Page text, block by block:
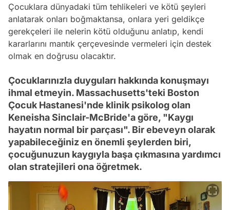
Çocuklara dünyadaki tüm tehlikeleri ve kötü şeyleri
anlatarak onları boğmaktansa, onlara yeri geldikçe
gerekçeleri ile nelerin kötü olduğunu anlatıp, kendi
kararlarını mantık çerçevesinde vermeleri için destek
olmak en doğrusu olacaktır.
Çocuklarınızla duyguları hakkında konuşmayı
ihmal etmeyin. Massachusetts'teki Boston
Çocuk Hastanesi'nde klinik psikolog olan
Keneisha Sinclair-McBride'a göre, "Kaygı
hayatın normal bir parçası". Bir ebeveyn olarak
yapabileceğiniz en önemli şeylerden biri,
çocuğunuzun kaygıyla başa çıkmasına yardımcı
olan stratejileri ona öğretmek.